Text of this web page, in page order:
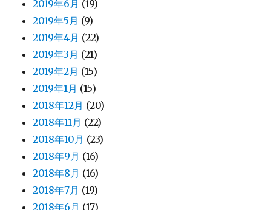
2019年6月 (19)
2019年5月 (9)
2019年4月 (22)
2019年3月 (21)
2019年2月 (15)
2019年1月 (15)
2018年12月 (20)
2018年11月 (22)
2018年10月 (23)
2018年9月 (16)
2018年8月 (16)
2018年7月 (19)
2018年6月 (17)